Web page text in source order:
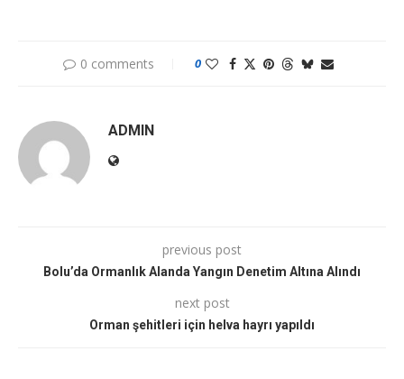
0 comments 0
ADMIN
previous post
Bolu’da Ormanlık Alanda Yangın Denetim Altına Alındı
next post
Orman şehitleri için helva hayrı yapıldı